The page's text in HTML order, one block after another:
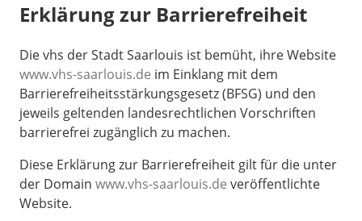
Erklärung zur Barrierefreiheit
Die vhs der Stadt Saarlouis ist bemüht, ihre Website
www.vhs-saarlouis.de im Einklang mit dem
Barrierefreiheitsstärkungsgesetz (BFSG) und den
jeweils geltenden landesrechtlichen Vorschriften
barrierefrei zugänglich zu machen.
Diese Erklärung zur Barrierefreiheit gilt für die unter
der Domain www.vhs-saarlouis.de veröffentlichte
Website.